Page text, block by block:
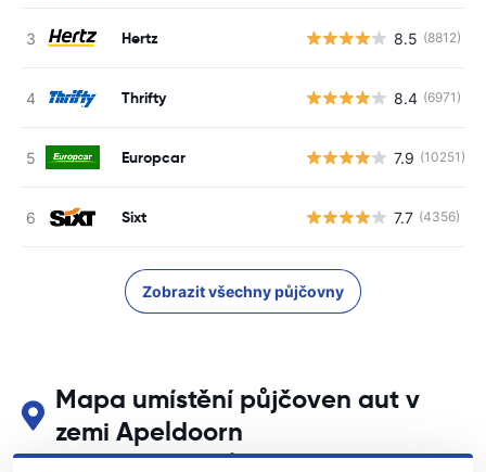
Hertz 8.5 (8812)
Thrifty 8.4 (6971)
Europcar 7.9 (10251)
Sixt 7.7 (4356)
Zobrazit všechny půjčovny
Mapa umístění půjčoven aut v
zemi Apeldoorn
Podívejte se na naše hlavní půjčovny aut v zemi Apeldoorn